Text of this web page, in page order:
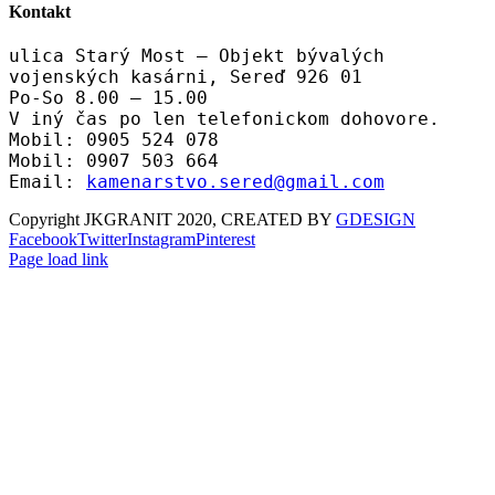
Kontakt
ulica Starý Most – Objekt bývalých
vojenských kasárni, Sereď 926 01
Po-So 8.00 – 15.00
V iný čas po len telefonickom dohovore.
Mobil: 0905 524 078
Mobil: 0907 503 664
Email: kamenarstvo.sered@gmail.com
Copyright JKGRANIT 2020, CREATED BY GDESIGN
FacebookTwitterInstagramPinterest
Page load link